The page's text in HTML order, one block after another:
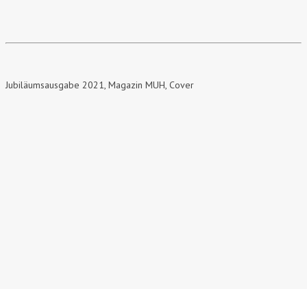
Jubiläumsausgabe 2021, Magazin MUH, Cover